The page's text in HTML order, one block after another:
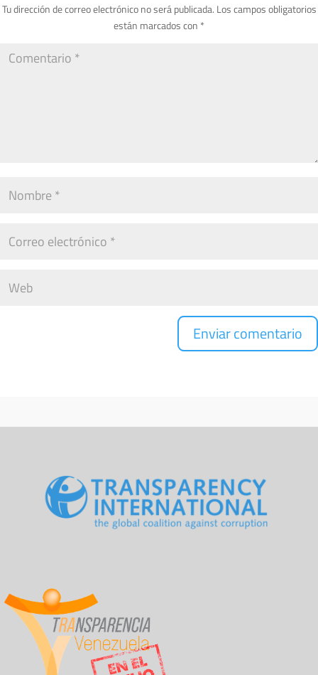
Tu dirección de correo electrónico no será publicada. Los campos obligatorios
están marcados con *